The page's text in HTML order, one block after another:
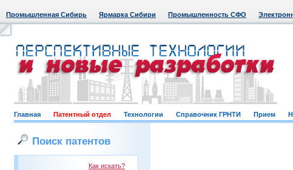
Промышленная Сибирь Ярмарка Сибири Промышленность СФО
Главная Патентный отдел Технологии Справочник ГРНТИ Прием
Поиск патентов
Как искать?